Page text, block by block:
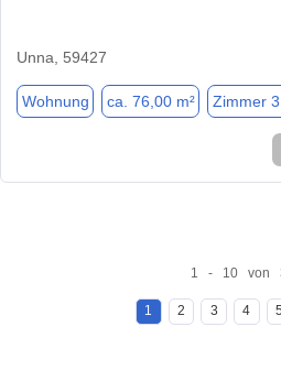
Unna, 59427
Wohnung ca. 76,00 m² Zimmer
1 - 10 von
1 2 3 4 5